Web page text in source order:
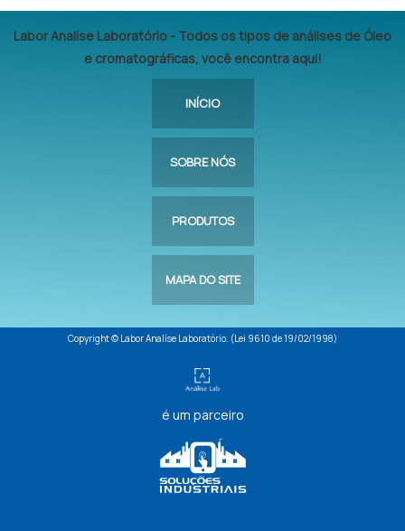
Labor Analíse Laboratório - Todos os tipos de análises de Óleo
e cromatográficas, você encontra aqui!
INÍCIO
SOBRE NÓS
PRODUTOS
MAPA DO SITE
Copyright © Labor Analíse Laboratório. (Lei 9610 de 19/02/1998)
é um parceiro